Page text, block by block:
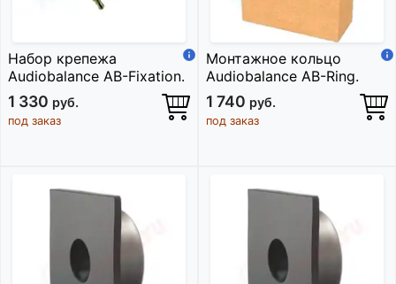
Набор крепежа
Audiobalance AB-Fixation.
1 330 руб.
под заказ
Монтажное кольцо
Audiobalance AB-Ring.
1 740 руб.
под заказ